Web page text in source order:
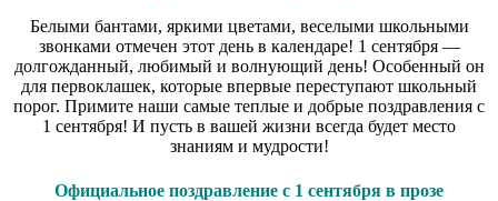
Белыми бантами, яркими цветами, веселыми школьными
звонками отмечен этот день в календаре! 1 сентября —
долгожданный, любимый и волнующий день! Особенный он
для первоклашек, которые впервые переступают школьный
порог. Примите наши самые теплые и добрые поздравления с
1 сентября! И пусть в вашей жизни всегда будет место
знаниям и мудрости!
Официальное поздравление с 1 сентября в прозе